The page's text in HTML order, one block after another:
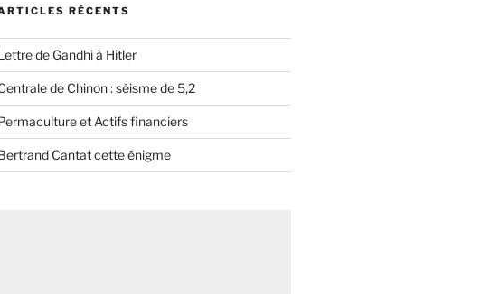
RÉCENTS
de Gandhi à Hitler
de Chinon : séisme de 5,2
et Actifs financiers
Cantat cette énigme